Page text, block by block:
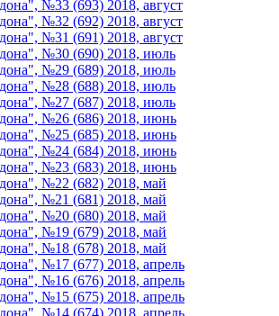
№33 (693) 2018, август
№32 (692) 2018, август
№31 (691) 2018, август
№30 (690) 2018, июль
№29 (689) 2018, июль
№28 (688) 2018, июль
№27 (687) 2018, июль
№26 (686) 2018, июнь
№25 (685) 2018, июнь
№24 (684) 2018, июнь
№23 (683) 2018, июнь
№22 (682) 2018, май
№21 (681) 2018, май
№20 (680) 2018, май
№19 (679) 2018, май
№18 (678) 2018, май
№17 (677) 2018, апрель
№16 (676) 2018, апрель
№15 (675) 2018, апрель
№14 (674) 2018, апрель